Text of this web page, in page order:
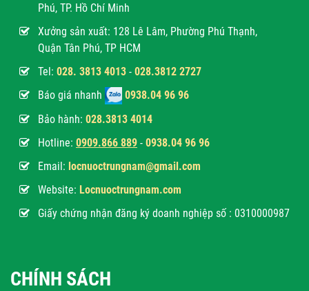
Phú, TP. Hồ Chí Minh
Xưởng sản xuất: 128 Lê Lâm, Phường Phú Thạnh,
Quận Tân Phú, TP HCM
Tel: 028. 3813 4013 - 028.3812 2727
Báo giá nhanh
0938.04 96 96
Bảo hành: 028.3813 4014
Hotline: 0909.866 889 - 0938.04 96 96
Email: locnuoctrungnam@gmail.com
Website: Locnuoctrungnam.com
Giấy chứng nhận đăng ký doanh nghiệp số : 0310000987
CHÍNH SÁCH